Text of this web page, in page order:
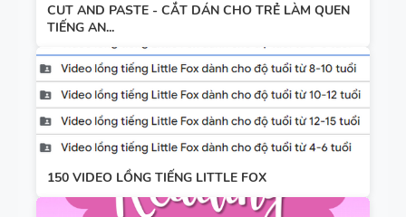
CUT AND PASTE - CẮT DÁN CHO TRẺ LÀM QUEN
TIẾNG AN...
150 VIDEO LỒNG TIẾNG LITTLE FOX